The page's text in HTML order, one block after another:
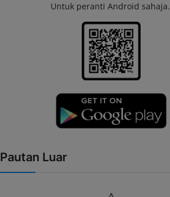
Untuk peranti Android sahaja.
Pautan Luar